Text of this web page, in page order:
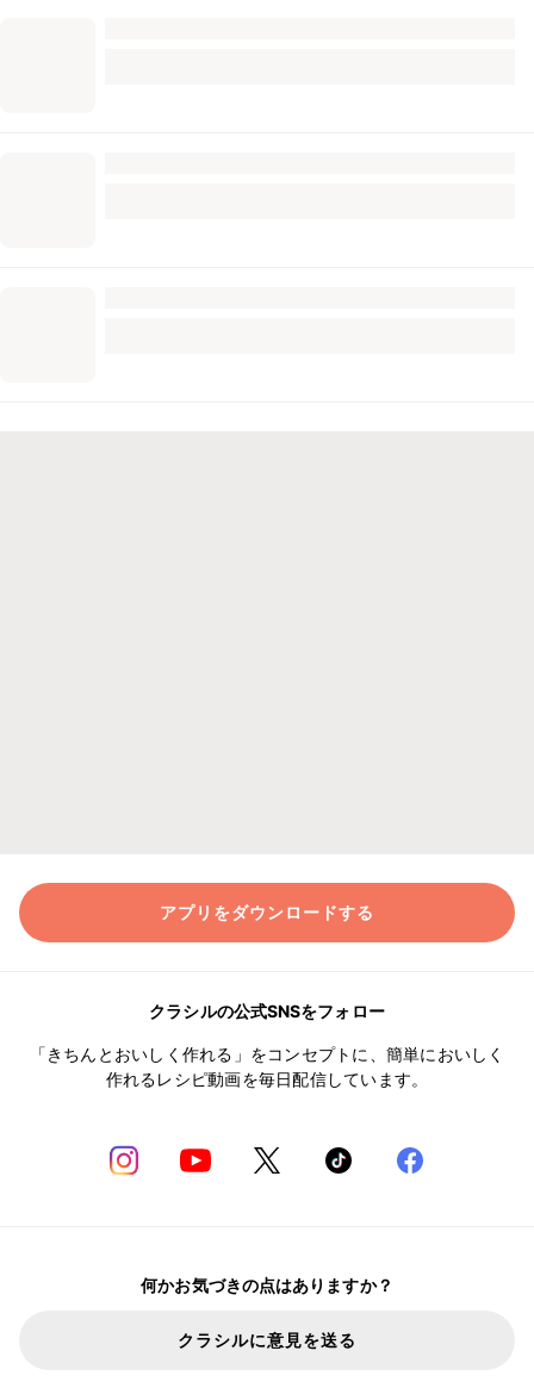
アプリをダウンロードする
クラシルの公式SNSをフォロー
「きちんとおいしく作れる」をコンセプトに、簡単においしく
作れるレシピ動画を毎日配信しています。
何かお気づきの点はありますか？
クラシルに意見を送る